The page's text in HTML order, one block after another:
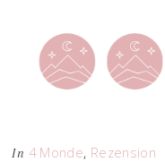
In 4 Monde, Rezension